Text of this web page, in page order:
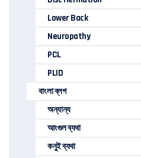
Lower Back
Neuropathy
PCL
PLID
বাংলা ব্লগ
অন্যান্য
আংগুল ব্যথা
কনুই ব্যথা